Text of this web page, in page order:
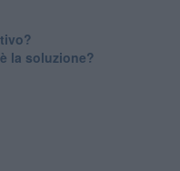
la soluzione?